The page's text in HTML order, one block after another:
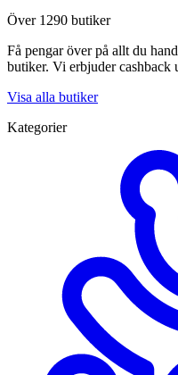
Över 1290 butiker
Få pengar över på allt du
butiker. Vi erbjuder cashback
Visa alla butiker
Kategorier